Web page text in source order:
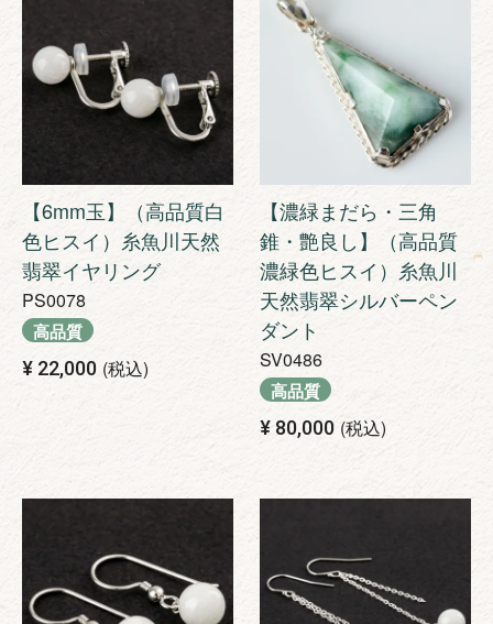
【6mm玉】（高品質白
色ヒスイ）糸魚川天然
翡翠イヤリング
PS0078
高品質
¥ 22,000 税込
【濃緑まだら・三角
錐・艶良し】（高品質
濃緑色ヒスイ）糸魚川
天然翡翠シルバーペン
ダント
SV0486
高品質
¥ 80,000 税込